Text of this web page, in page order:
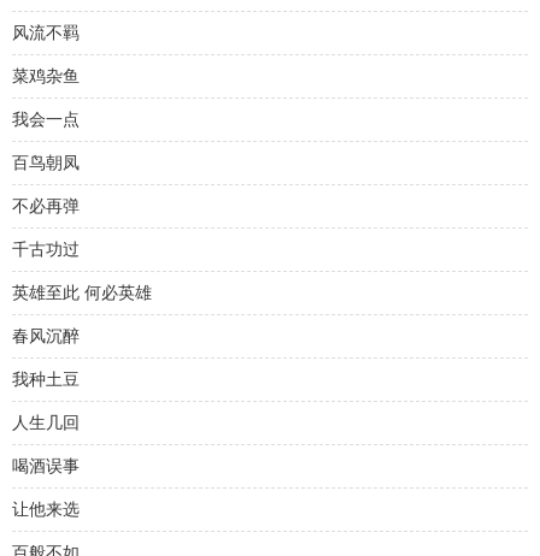
风流不羁
菜鸡杂鱼
我会一点
百鸟朝凤
不必再弹
千古功过
英雄至此 何必英雄
春风沉醉
我种土豆
人生几回
喝酒误事
让他来选